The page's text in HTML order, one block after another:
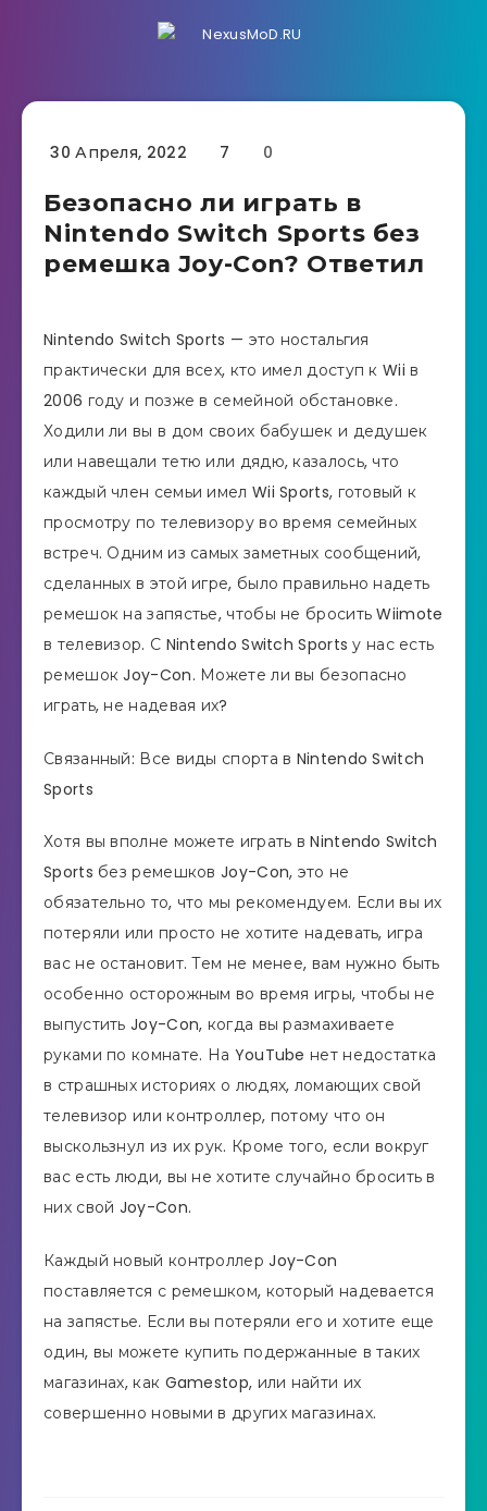
30 Апреля, 2022 7 0
Безопасно ли играть в
Nintendo Switch Sports без
ремешка Joy-Con? Ответил
Nintendo Switch Sports — это ностальгия
практически для всех, кто имел доступ к Wii в
2006 году и позже в семейной обстановке.
Ходили ли вы в дом своих бабушек и дедушек
или навещали тетю или дядю, казалось, что
каждый член семьи имел Wii Sports, готовый к
просмотру по телевизору во время семейных
встреч. Одним из самых заметных сообщений,
сделанных в этой игре, было правильно надеть
ремешок на запястье, чтобы не бросить Wiimote
в телевизор. С Nintendo Switch Sports у нас есть
ремешок Joy-Con. Можете ли вы безопасно
играть, не надевая их?
Связанный: Все виды спорта в Nintendo Switch
Sports
Хотя вы вполне можете играть в Nintendo Switch
Sports без ремешков Joy-Con, это не
обязательно то, что мы рекомендуем. Если вы их
потеряли или просто не хотите надевать, игра
вас не остановит. Тем не менее, вам нужно быть
особенно осторожным во время игры, чтобы не
выпустить Joy-Con, когда вы размахиваете
руками по комнате. На YouTube нет недостатка
в страшных историях о людях, ломающих свой
телевизор или контроллер, потому что он
выскользнул из их рук. Кроме того, если вокруг
вас есть люди, вы не хотите случайно бросить в
них свой Joy-Con.
Каждый новый контроллер Joy-Con
поставляется с ремешком, который надевается
на запястье. Если вы потеряли его и хотите еще
один, вы можете купить подержанные в таких
магазинах, как Gamestop, или найти их
совершенно новыми в других магазинах.